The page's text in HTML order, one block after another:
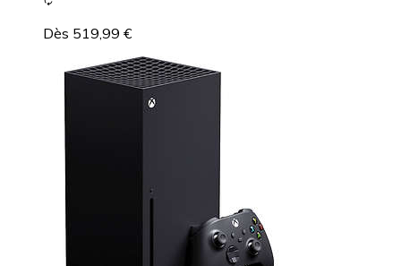
Dès 519,99 €